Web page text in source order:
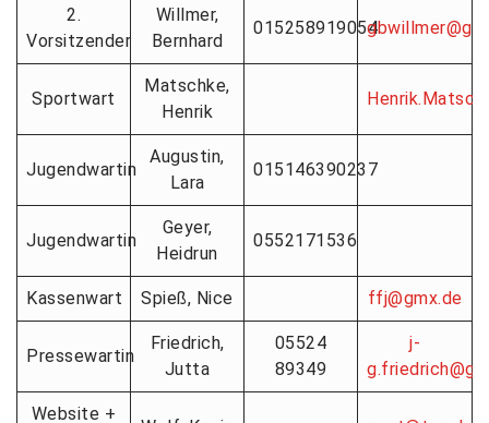
2.
Vorsitzender
Willmer,
Bernhard
015258919054
Sportwart
Matschke,
Henrik
Jugendwartin
Augustin,
Lara
015146390237
Jugendwartin
Geyer,
Heidrun
0552171536
Kassenwart Spieß, Nice ffj@gmx.de
Pressewartin
Friedrich,
Jutta
05524
89349
j-
Website +